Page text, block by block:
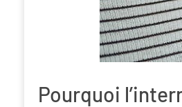
Pourquoi